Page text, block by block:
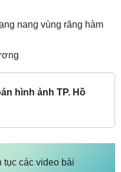
nang vùng răng hàm
hình ảnh TP. Hồ
tục các video bài